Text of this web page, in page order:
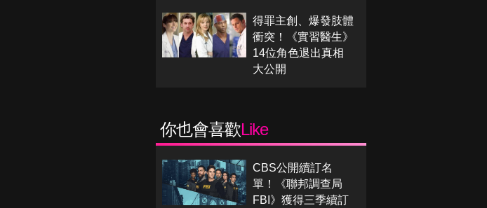
得罪主創、爆發肢體
衝突！《實習醫生》
14位角色退出真相
大公開
你也會喜歡Like
CBS公開續訂名
單！《聯邦調查局
FBI》獲得三季續訂